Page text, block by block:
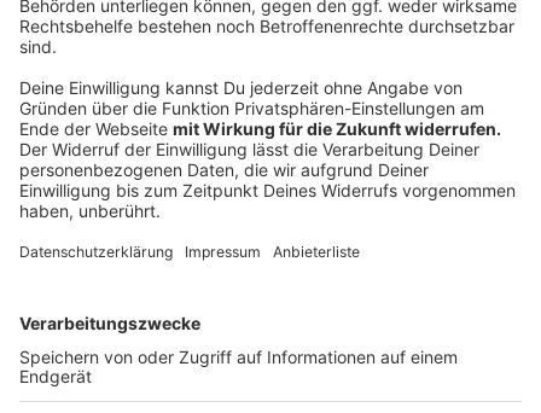
uns mit in seine Küche und weiht uns in die
Geheimnisse eines bekannten Profikochs ein. Der
Gourmets und Gourmüsen. Für alle von euch, die
wissen, dass Kardamom ein Gewürz ist und kein
Ersatzteil fürs Auto. Das ist "Foodtainment" der
Extraklasse. Feinste Küche, die man überall genießen
kann. Serviert in eurem Lieblingsradio. Bon Appetit -
oder wie Nelson es sagt: "Macht nix, wenn's
Nelson Müller live erleben? Hier gibt es
Terminen.
Anzeige